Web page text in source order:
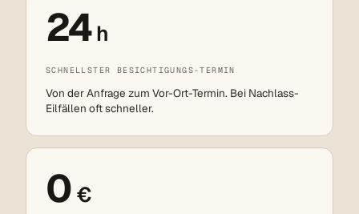
24h
SCHNELLSTER BESICHTIGUNGS-TERMIN
Von der Anfrage zum Vor-Ort-Termin. Bei Nachlass-
Eilfällen oft schneller.
0 €